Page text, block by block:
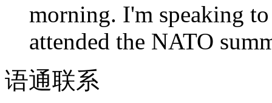
morning. I'm speaking
attended the NATO
语通联系